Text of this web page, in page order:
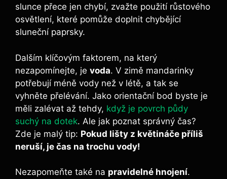
slunce přece jen chybí, zvažte použití růstového
osvětlení, které pomůže doplnit chybějící
sluneční paprsky.
Dalším klíčovým faktorem, na který
nezapomínejte, je voda. V zimě mandarinky
potřebují méně vody než v létě, a tak se
vyhněte přelévání. Jako orientační bod byste je
měli zalévat až tehdy, když je povrch půdy
suchý na dotek. Ale jak poznat správný čas?
Zde je malý tip: Pokud lišty z květináče příliš
neruší, je čas na trochu vody!
Nezapomeňte také na pravidelné hnojení.